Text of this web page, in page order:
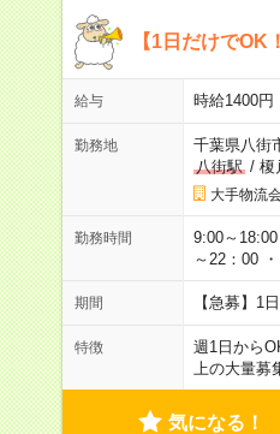
【1日だけでOK
給与 時給1400
勤務地
千葉県八街
八街駅/ 榎
大手物流
勤務時間
9:00～
～22：00
期間 【急募】1
特徴 週1日から
上の大量募
気になる！